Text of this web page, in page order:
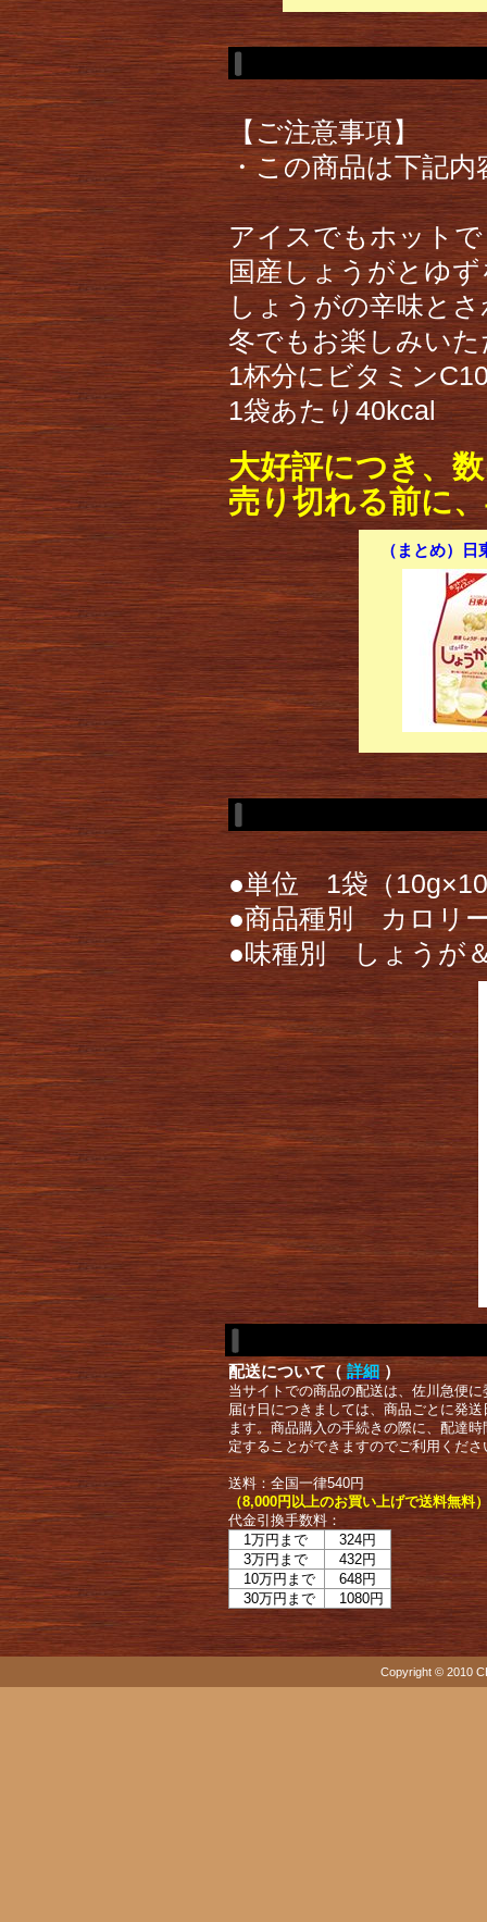
【ご注意事項】
・この商品は下記
アイスでもホット
国産しょうがとゆ
しょうがの辛味と
冬でもお楽しみい
1杯分にビタミン
1袋あたり40kcal
大好評につき、
売り切れる前に
（まとめ）
●単位 1袋（
●商品種別 カロリ
●味種別 しょうが
配送について（ 詳細 ）
当サイトでの商品の配送は、佐川急便
届け日につきましては、商品ごとに発
ます。商品購入の手続きの際に、配達
定することができますのでご利用くださ
送料：全国一律540円
（8,000円以上のお買い上げで送料無料
代金引換手数料：
1万円まで
324円
3万円まで
432円
10万円まで
648円
30万円まで
1080円
Copyright © 2010